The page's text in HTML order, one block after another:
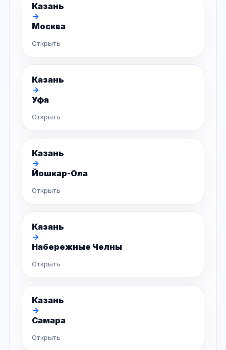
Казань
→
Москва
Открыть
Казань
→
Уфа
Открыть
Казань
→
Йошкар-Ола
Открыть
Казань
→
Набережные Челны
Открыть
Казань
→
Самара
Открыть